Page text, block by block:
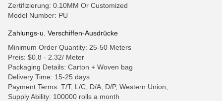
Zertifizierung: 0.10MM Or Customized
Model Number: PU
Zahlungs-u. Verschiffen-Ausdrücke
Minimum Order Quantity: 25-50 Meters
Preis: $0.8 - 2.32/ Meter
Packaging Details: Carton + Woven bag
Delivery Time: 15-25 days
Payment Terms: T/T, L/C, D/A, D/P, Western Union,
Supply Ability: 100000 rolls a month